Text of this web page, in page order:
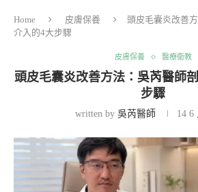
Home 皮膚保養
頭皮毛囊炎改善
介入的4大步驟
皮膚保養 醫療衛教
頭皮毛囊炎改善方法：吳芮醫師
步驟
written by 吳芮醫師 14 6